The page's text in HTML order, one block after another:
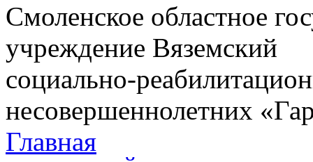
Смоленское областное
учреждение Вяземский
социально-
несовершеннолетних
Главная